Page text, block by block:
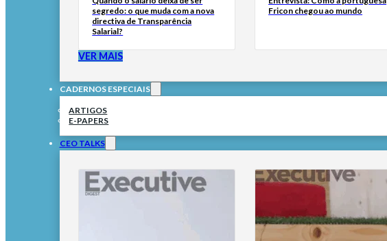
segredo: o que muda com a nova
directiva de Transparência
Salarial?
Fricon chegou ao mundo
VER MAIS
CADERNOS ESPECIAIS
ARTIGOS
E-PAPERS
CEO TALKS